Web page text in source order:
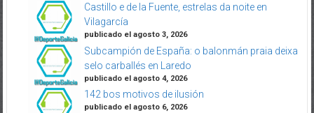
Castillo e de la Fuente, estrelas da noite en
Vilagarcía
publicado el agosto 3, 2026
Subcampión de España: o balonmán praia deixa
selo carballés en Laredo
publicado el agosto 4, 2026
142 bos motivos de ilusión
publicado el agosto 6, 2026